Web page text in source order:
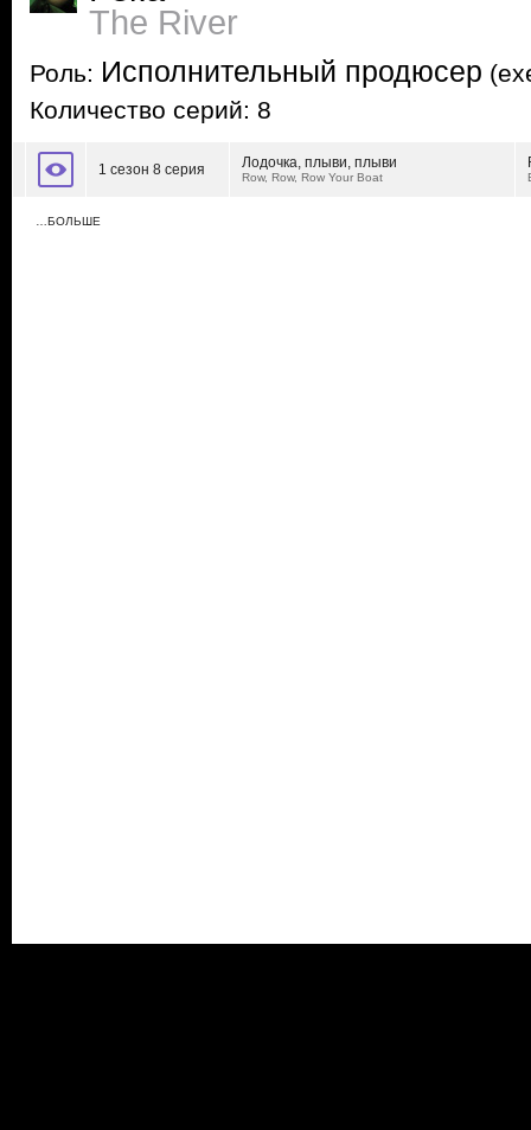
The River
Роль: Исполнительный продюсер
Количество серий: 8
1 сезон 8 серия Лодочка, плыви, плыви
Row, Row, Row Your Boat
…БОЛЬШЕ